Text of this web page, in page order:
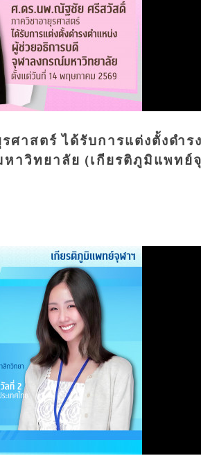
าสตร์ ได้รับการแต่งตั้งดำรง
าวิทยาลัย (เกียรติภูมิแพทย์